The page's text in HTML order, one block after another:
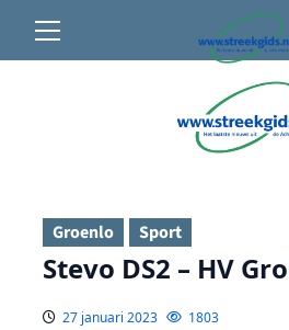
23°C•
menu
Groenlo Sport
Stevo DS2 – HV
27 januari 2023 1803